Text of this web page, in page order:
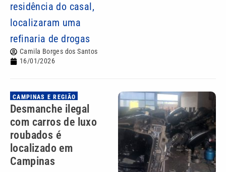
residência do casal,
localizaram uma
refinaria de drogas
Camila Borges dos Santos
16/01/2026
CAMPINAS E REGIÃO
Desmanche ilegal
com carros de luxo
roubados é
localizado em
Campinas